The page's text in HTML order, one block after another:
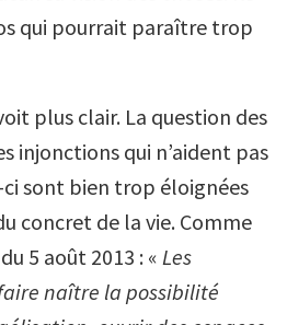
qui pourrait paraître trop
plus clair. La question des
injonctions qui n’aident pas
sont bien trop éloignées
concret de la vie. Comme
5 août 2013 : « Les
naître la possibilité